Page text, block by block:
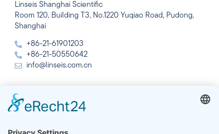
Linseis Shanghai Scientific
Room 120, Building T3, No.1220 Yuqiao Road, Pudong,
Shanghai
+86-21-61901203
+86-21-50550642
info@linseis.com.cn
India
Plot 65, 2nd Floor, Sai Enclave,